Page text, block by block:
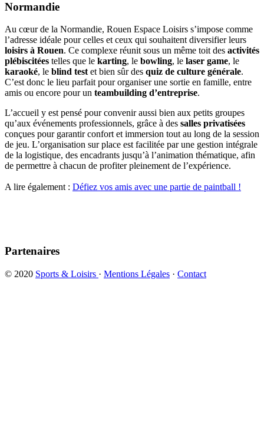
Normandie
Au cœur de la Normandie, Rouen Espace Loisirs s’impose comme
l’adresse idéale pour celles et ceux qui souhaitent diversifier leurs
loisirs à Rouen. Ce complexe réunit sous un même toit des activités
plébiscitées telles que le karting, le bowling, le laser game, le
karaoké, le blind test et bien sûr des quiz de culture générale.
C’est donc le lieu parfait pour organiser une sortie en famille, entre
amis ou encore pour un teambuilding d’entreprise.
L’accueil y est pensé pour convenir aussi bien aux petits groupes
qu’aux événements professionnels, grâce à des salles privatisées
conçues pour garantir confort et immersion tout au long de la session
de jeu. L’organisation sur place est facilitée par une gestion intégrale
de la logistique, des encadrants jusqu’à l’animation thématique, afin
de permettre à chacun de profiter pleinement de l’expérience.
A lire également : Défiez vos amis avec une partie de paintball !
Partenaires
© 2020 Sports & Loisirs · Mentions Légales · Contact